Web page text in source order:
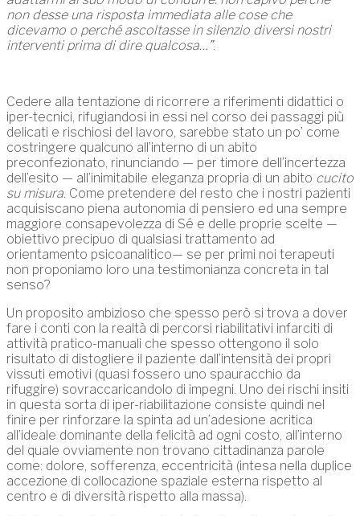
non desse una risposta immediata alle cose che
dicevamo o perché ascoltasse in silenzio diversi nostri
interventi prima di dire qualcosa…”.
Cedere alla tentazione di ricorrere a riferimenti didattici o
iper-tecnici, rifugiandosi in essi nel corso dei passaggi più
delicati e rischiosi del lavoro, sarebbe stato un po’ come
costringere qualcuno all’interno di un abito
preconfezionato, rinunciando — per timore dell’incertezza
dell’esito — all’inimitabile eleganza propria di un abito cucito
su misura. Come pretendere del resto che i nostri pazienti
acquisiscano piena autonomia di pensiero ed una sempre
maggiore consapevolezza di Sé e delle proprie scelte —
obiettivo precipuo di qualsiasi trattamento ad
orientamento psicoanalitico— se per primi noi terapeuti
non proponiamo loro una testimonianza concreta in tal
senso?
Un proposito ambizioso che spesso però si trova a dover
fare i conti con la realtà di percorsi riabilitativi infarciti di
attività pratico-manuali che spesso ottengono il solo
risultato di distogliere il paziente dall’intensità dei propri
vissuti emotivi (quasi fossero uno spauracchio da
rifuggire) sovraccaricandolo di impegni. Uno dei rischi insiti
in questa sorta di iper-riabilitazione consiste quindi nel
finire per rinforzare la spinta ad un’adesione acritica
all’ideale dominante della felicità ad ogni costo, all’interno
del quale ovviamente non trovano cittadinanza parole
come: dolore, sofferenza, eccentricità (intesa nella duplice
accezione di collocazione spaziale esterna rispetto al
centro e di diversità rispetto alla massa).